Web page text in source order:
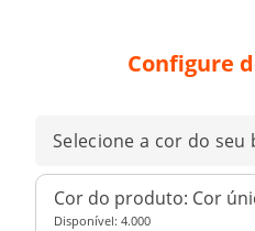
Configure
Selecione a cor do seu
Cor do produto: Cor
Disponível: 4.000